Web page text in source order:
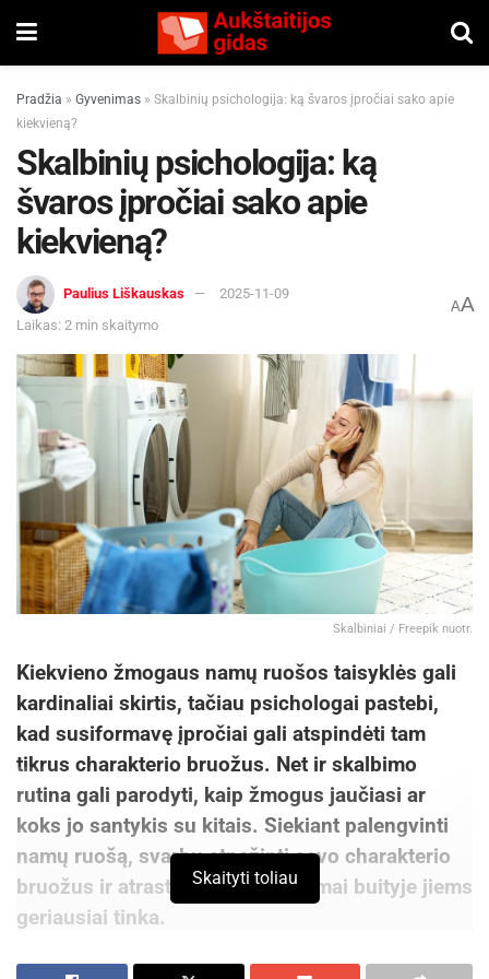
Pradžia » Gyvenimas » Skalbinių psichologija: ką švaros įpročiai sako apie
kiekvieną?
Skalbinių psichologija: ką
švaros įpročiai sako apie
kiekvieną?
Paulius Liškauskas
2025-11-09
Laikas: 2 min skaitymo
AA
Skalbiniai / Freepik nuotr.
Kiekvieno žmogaus namų ruošos taisyklės gali
kardinaliai skirtis, tačiau psichologai pastebi,
kad susiformavę įpročiai gali atspindėti tam
tikrus charakterio bruožus. Net ir skalbimo
rutina gali parodyti, kaip žmogus jaučiasi ar
koks jo santykis su kitais. Siekiant palengvinti
namų ruošą, svarbu atpažinti savo charakterio
bruožus ir atrasti, kokie sprendimai buityje jiems
geriausiai tinka.
2025 metų mokslininkųtyrimairodo, kad įprotis
Skaityti toliau